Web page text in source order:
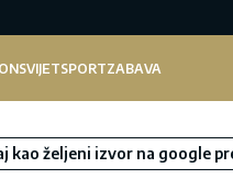
SVIJETSPORTZABAVA
kao željeni izvor na google